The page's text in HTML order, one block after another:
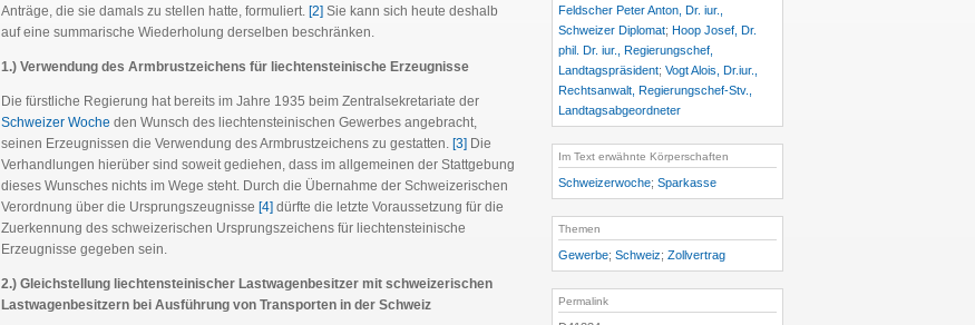
Anträge, die sie damals zu stellen hatte, formuliert. [2] Sie kann sich heute deshalb
auf eine summarische Wiederholung derselben beschränken.
1.) Verwendung des Armbrustzeichens für liechtensteinische Erzeugnisse
Die fürstliche Regierung hat bereits im Jahre 1935 beim Zentralsekretariate der
Schweizer Woche den Wunsch des liechtensteinischen Gewerbes angebracht,
seinen Erzeugnissen die Verwendung des Armbrustzeichens zu gestatten. [3] Die
Verhandlungen hierüber sind soweit gediehen, dass im allgemeinen der Stattgebung
dieses Wunsches nichts im Wege steht. Durch die Übernahme der Schweizerischen
Verordnung über die Ursprungszeugnisse [4] dürfte die letzte Voraussetzung für die
Zuerkennung des schweizerischen Ursprungszeichens für liechtensteinische
Erzeugnisse gegeben sein.
2.) Gleichstellung liechtensteinischer Lastwagenbesitzer mit schweizerischen
Lastwagenbesitzern bei Ausführung von Transporten in der Schweiz
Feldscher Peter Anton, Dr. iur.,
Schweizer Diplomat; Hoop Josef, Dr.
phil. Dr. iur., Regierungschef,
Landtagspräsident; Vogt Alois, Dr.iur.,
Rechtsanwalt, Regierungschef-Stv.,
Landtagsabgeordneter
Im Text erwähnte Körperschaften
Schweizerwoche; Sparkasse
Themen
Gewerbe; Schweiz; Zollvertrag
Permalink